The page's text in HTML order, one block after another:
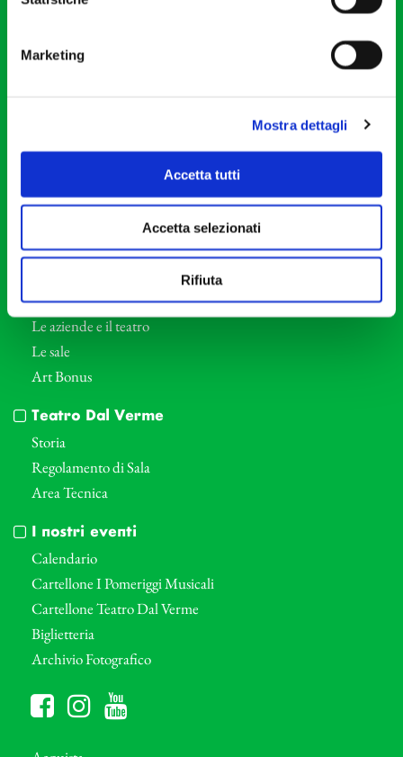
Marketing
Mostra dettagli
Accetta tutti
Accetta selezionati
Rifiuta
Cod. Fisc. 80078650159
Orchestra I Pomeriggi Musicali
Direttore Artistico
Professori d’Orchestra
Eventi Corporate
Le aziende e il teatro
Le sale
Art Bonus
Teatro Dal Verme
Storia
Regolamento di Sala
Area Tecnica
I nostri eventi
Calendario
Cartellone I Pomeriggi Musicali
Cartellone Teatro Dal Verme
Biglietteria
Archivio Fotografico